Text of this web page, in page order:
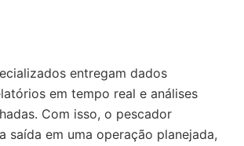
entregam dados
em tempo real e análises
Com isso, o pescador
saída em uma operação planejada,